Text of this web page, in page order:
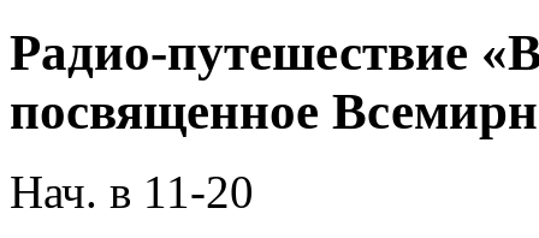
Радио-путешествие
посвященное
Нач. в 11-20